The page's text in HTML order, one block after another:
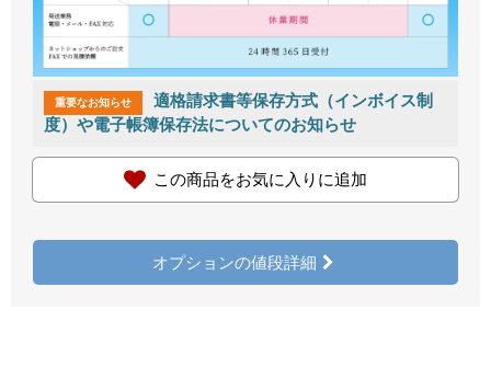
重要なお知らせ
適格請求書等保存方式（インボイス制
度）や電子帳簿保存法についてのお知らせ
この商品をお気に入りに追加
オプションの値段詳細